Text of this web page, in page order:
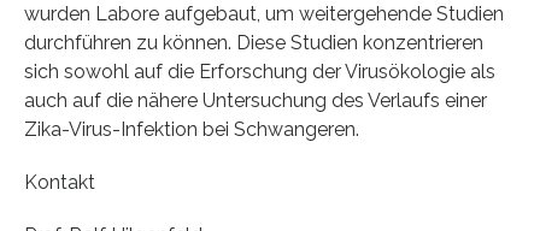
wurden Labore aufgebaut, um weitergehende Studien
durchführen zu können. Diese Studien konzentrieren
sich sowohl auf die Erforschung der Virusökologie als
auch auf die nähere Untersuchung des Verlaufs einer
Zika-Virus-Infektion bei Schwangeren.
Kontakt